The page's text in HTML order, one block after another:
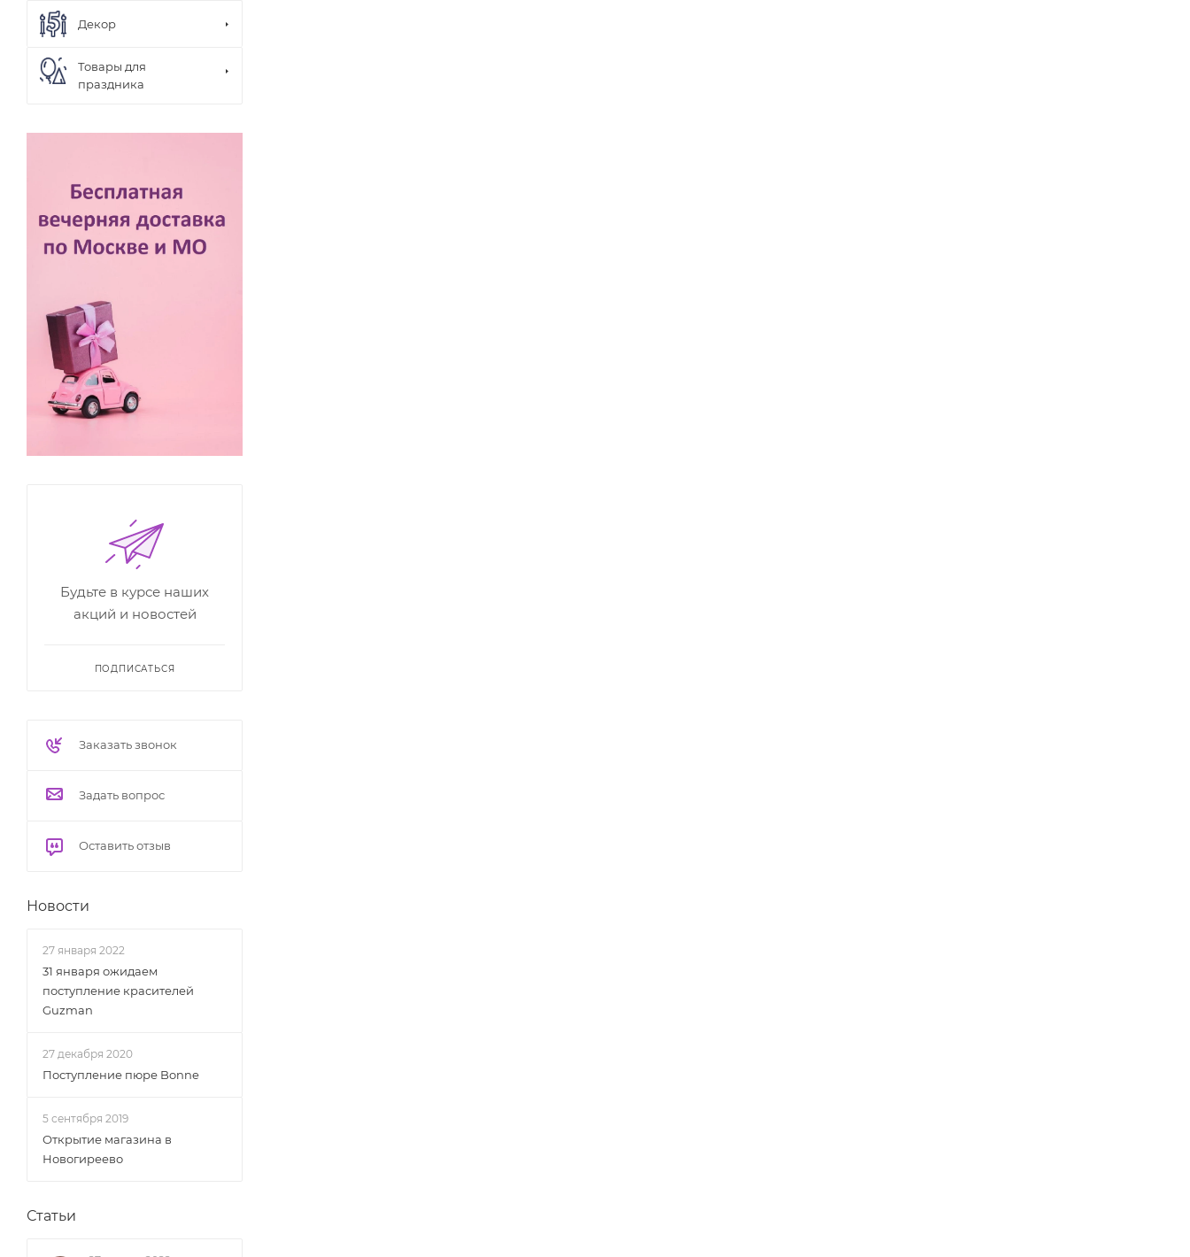
Декор
Товары для
праздника
Будьте в курсе наших
акций и новостей
ПОДПИСАТЬСЯ
Заказать звонок
Задать вопрос
Оставить отзыв
Новости
27 января 2022
31 января ожидаем
поступление красителей
Guzman
27 декабря 2020
Поступление пюре Bonne
5 сентября 2019
Открытие магазина в
Новогиреево
Статьи